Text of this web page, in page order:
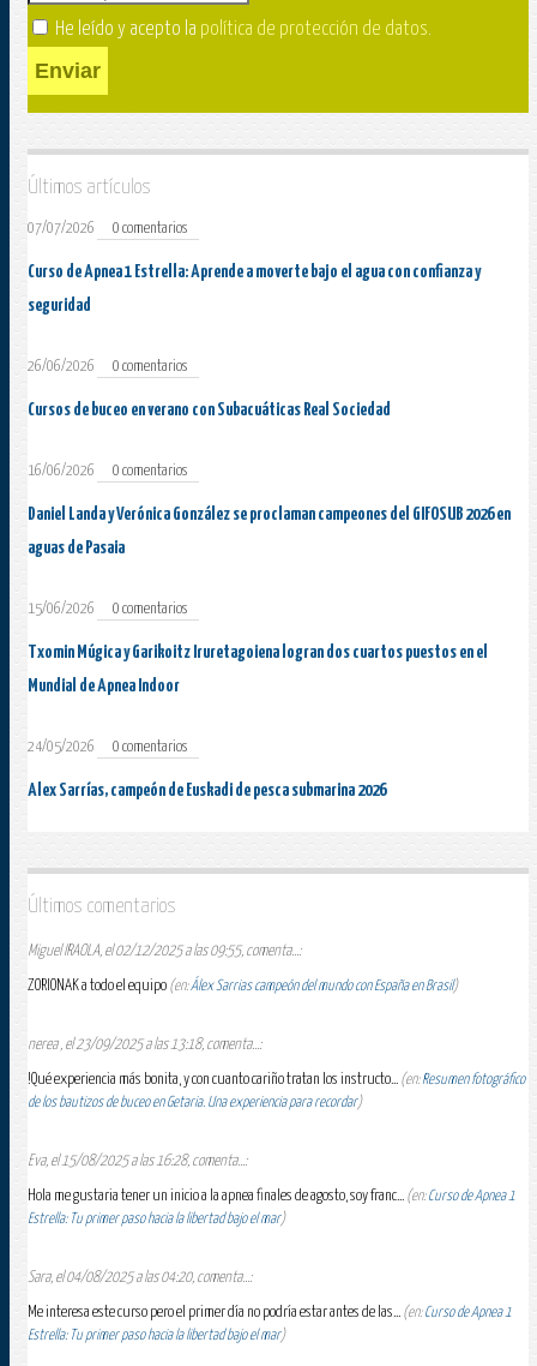
He leído y acepto la política de protección de datos.
Enviar
Últimos artículos
07/07/2026 0 comentarios
Curso de Apnea 1 Estrella: Aprende a moverte bajo el agua con confianza y
seguridad
26/06/2026 0 comentarios
Cursos de buceo en verano con Subacuáticas Real Sociedad
16/06/2026 0 comentarios
Daniel Landa y Verónica González se proclaman campeones del GIFOSUB 2026 en
aguas de Pasaia
15/06/2026 0 comentarios
Txomin Múgica y Garikoitz Iruretagoiena logran dos cuartos puestos en el
Mundial de Apnea Indoor
24/05/2026 0 comentarios
Alex Sarrías, campeón de Euskadi de pesca submarina 2026
Últimos comentarios
Miguel IRAOLA, el 02/12/2025 a las 09:55, comenta...:
ZORIONAK a todo el equipo (en:Álex Sarrias campeón del mundo con España en Brasil)
nerea , el 23/09/2025 a las 13:18, comenta...:
!Qué experiencia más bonita, y con cuanto cariño tratan los instructo... (en:Resumen fotográfico
de los bautizos de buceo en Getaria. Una experiencia para recordar)
Eva, el 15/08/2025 a las 16:28, comenta...:
Hola me gustaria tener un inicio a la apnea finales de agosto, soy franc... (en:Curso de Apnea 1
Estrella: Tu primer paso hacia la libertad bajo el mar)
Sara, el 04/08/2025 a las 04:20, comenta...:
Me interesa este curso pero el primer día no podría estar antes de las... (en:Curso de Apnea 1
Estrella: Tu primer paso hacia la libertad bajo el mar)